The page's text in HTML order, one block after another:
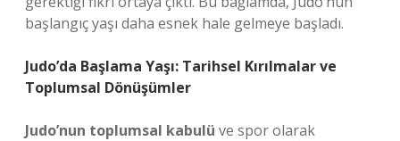
başlangıç yaşı daha esnek hale gelmeye başladı.
Judo’da Başlama Yaşı: Tarihsel Kırılmalar ve
Toplumsal Dönüşümler
Judo’nun toplumsal kabulü ve spor olarak